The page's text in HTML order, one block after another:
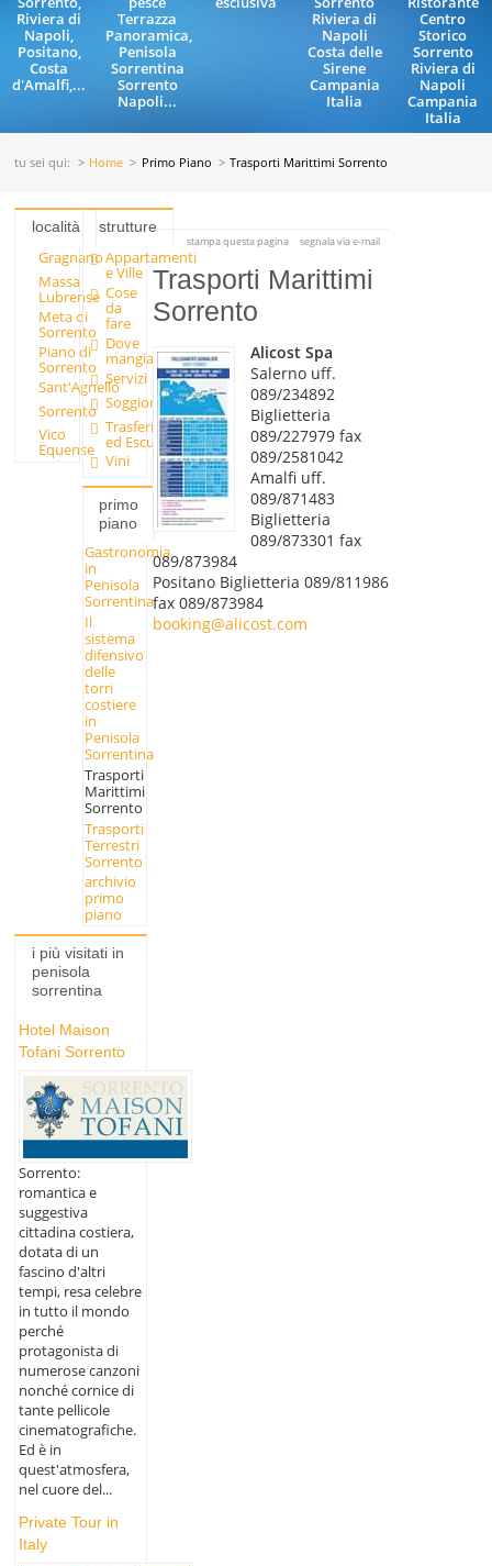
Riviera di
Napoli,
Positano,
Costa
d'Amalfi,...
Terrazza
Panoramica,
Penisola
Sorrentina
Sorrento
Napoli...
Riviera di
Napoli
Costa delle
Sirene
Campania
Italia
Centro
Storico
Sorrento
Riviera di
Napoli
Campania
Italia
tu sei qui: Home Primo Piano Trasporti Marittimi Sorrento
località
Gragnano
Massa
Lubrense
Meta di
Sorrento
Piano di
Sorrento
Sant'Agnello
Sorrento
Vico
Equense
strutture
Appartamenti
e Ville
Cose
da
fare
Dove
mangiare
Servizi
Soggiornare
Trasferimenti
ed Escursioni
Vini
primo
piano
Gastronomia
in
Penisola
Sorrentina
Il
sistema
difensivo
delle
torri
costiere
in
Penisola
Sorrentina
Trasporti
Marittimi
Sorrento
Trasporti
Terrestri
Sorrento
archivio
primo
piano
i più visitati in
penisola
sorrentina
Hotel Maison
Tofani Sorrento
Sorrento:
romantica e
suggestiva
cittadina costiera,
dotata di un
fascino d'altri
tempi, resa celebre
in tutto il mondo
perché
protagonista di
numerose canzoni
nonché cornice di
tante pellicole
cinematografiche.
Ed è in
quest'atmosfera,
nel cuore del...
Private Tour in
Italy
stampa questa pagina segnala via e-mail
Trasporti Marittimi
Sorrento
Alicost Spa
Salerno uff.
089/234892
Biglietteria
089/227979 fax
089/2581042
Amalfi uff.
089/871483
Biglietteria
089/873301 fax
089/873984
Positano Biglietteria 089/811986
fax 089/873984
booking@alicost.com